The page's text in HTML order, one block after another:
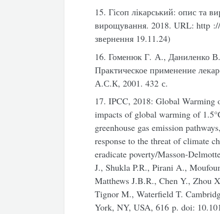
15. Гісоп лікарський: опис та
вирощування. 2018. URL: http
звернення 19.11.24)
16. Гоменюк Г. А., Даниленко
Практическое применение
А.С.К, 2001. 432 с.
17. IPCC, 2018: Global Warming
impacts of global warming of
greenhouse gas emission
response to the threat of climate
eradicate poverty/Masson-
J., Shukla P.R., Pirani A.,
Matthews J.B.R., Chen Y., Zhou
Tignor M., Waterfield T.
York, NY, USA, 616 p. doi: